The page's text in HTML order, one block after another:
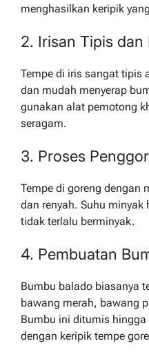
menghasilkan keripik
2. Irisan Tipis dan
Tempe di iris sangat tipis
dan mudah menyerap
gunakan alat pemotong
seragam.
3. Proses
Tempe di goreng dengan
dan renyah. Suhu
tidak terlalu berminyak.
4. Pembuatan
Bumbu balado biasanya
bawang merah, bawang
Bumbu ini ditumis
dengan keripik tempe